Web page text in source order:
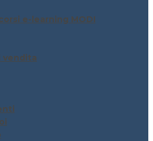
e-learning MODI
vendita